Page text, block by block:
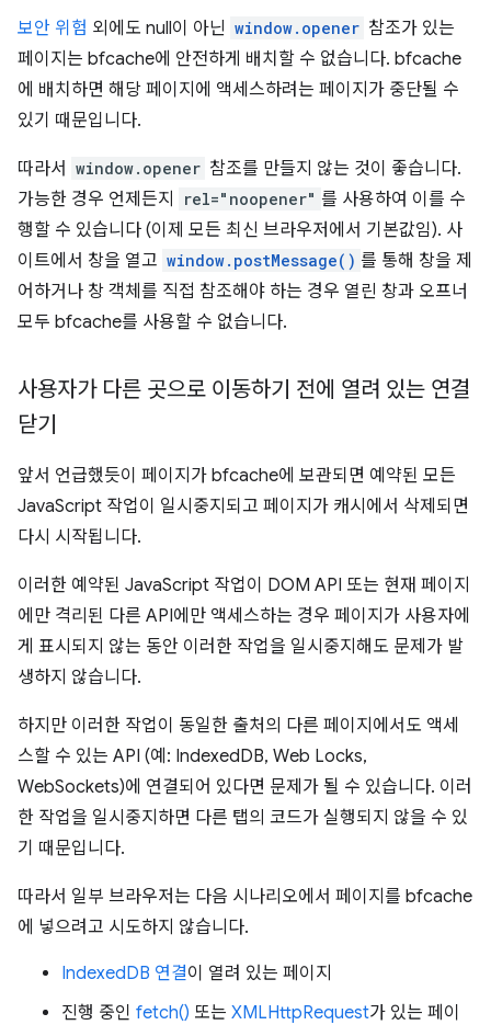
보안 위험 외에도 null이 아닌 window.opener 참조가 있는
페이지는 bfcache에 안전하게 배치할 수 없습니다. bfcache
에 배치하면 해당 페이지에 액세스하려는 페이지가 중단될 수
있기 때문입니다.
따라서 window.opener 참조를 만들지 않는 것이 좋습니다.
가능한 경우 언제든지
rel="noopener" 를 사용하여 이를 수
행할 수 있습니다 (이제 모든 최신 브라우저에서 기본값임). 사
이트에서 창을 열고 window.postMessage() 를 통해 창을 제
어하거나 창 객체를 직접 참조해야 하는 경우 열린 창과 오프너
모두 bfcache를 사용할 수 없습니다.
사용자가 다른 곳으로 이동하기 전에 열려 있는 연결
닫기
앞서 언급했듯이 페이지가 bfcache에 보관되면 예약된 모든
JavaScript 작업이 일시중지되고 페이지가 캐시에서 삭제되면
다시 시작됩니다.
이러한 예약된 JavaScript 작업이 DOM API 또는 현재 페이지
에만 격리된 다른 API에만 액세스하는 경우 페이지가 사용자에
게 표시되지 않는 동안 이러한 작업을 일시중지해도 문제가 발
생하지 않습니다.
하지만 이러한 작업이 동일한 출처의 다른 페이지에서도 액세
스할 수 있는 API (예: IndexedDB, Web Locks,
WebSockets)에 연결되어 있다면 문제가 될 수 있습니다. 이러
한 작업을 일시중지하면 다른 탭의 코드가 실행되지 않을 수 있
기 때문입니다.
따라서 일부 브라우저는 다음 시나리오에서 페이지를 bfcache
에 넣으려고 시도하지 않습니다.
IndexedDB 연결이 열려 있는 페이지
진행 중인 fetch() 또는 XMLHttpRequest가 있는 페이